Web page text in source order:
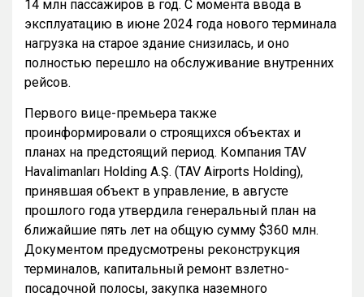
14 млн пассажиров в год. С момента ввода в
эксплуатацию в июне 2024 года нового терминала
нагрузка на старое здание снизилась, и оно
полностью перешло на обслуживание внутренних
рейсов.
Первого вице-премьера также
проинформировали о строящихся объектах и
планах на предстоящий период. Компания TAV
Havalimanları Holding A.Ş. (TAV Airports Holding),
принявшая объект в управление, в августе
прошлого года утвердила генеральный план на
ближайшие пять лет на общую сумму $360 млн.
Документом предусмотрены реконструкция
терминалов, капитальный ремонт взлетно-
посадочной полосы, закупка наземного